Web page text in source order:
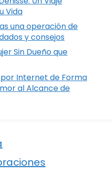
Vida
una operación de
y consejos
Sin Dueño que
Internet de Forma
al Alcance de